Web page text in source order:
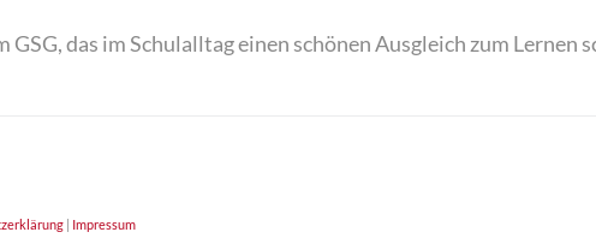
GSG, das im Schulalltag einen schönen Ausgleich zum Lernen
| Impressum